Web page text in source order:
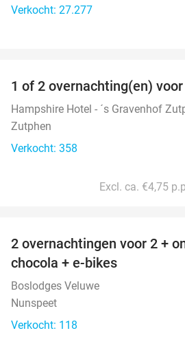
Verkocht: 27.277
1 of 2 overnachting(en)
Hampshire Hotel - ´s Gravenhof
Zutphen
Verkocht: 358
Excl. ca. €4,75
2 overnachtingen voor 2 +
chocola + e-bikes
Boslodges Veluwe
Nunspeet
Verkocht: 118